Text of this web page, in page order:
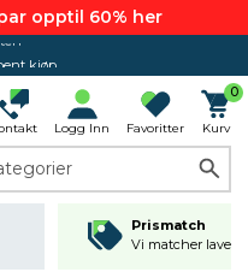
opptil 60% her
kjøp
Logg Inn Favoritter
0
Kurv
Prismatch
Vi matcher